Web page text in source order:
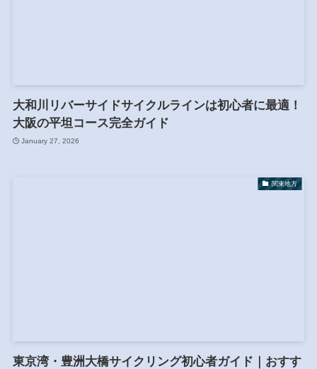
大和川リバーサイドサイクルラインは初心者に最適！
大阪の平坦コース完全ガイド
January 27, 2026
関東地方
東京湾・豊洲大橋サイクリング初心者ガイド｜おすす